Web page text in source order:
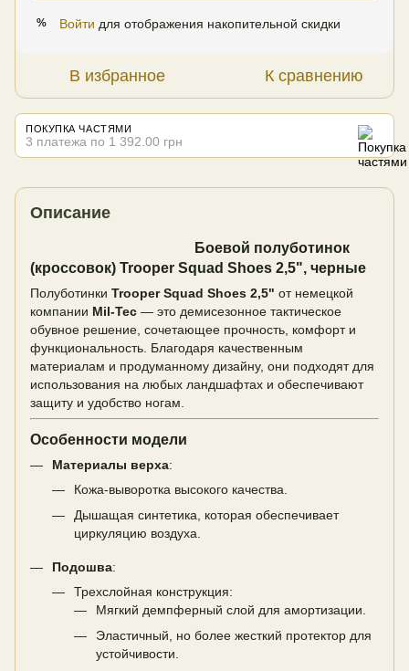
% Войти для отображения накопительной скидки
В избранное К сравнению
ПОКУПКА ЧАСТЯМИ
3 платежа по 1 392.00 грн
Описание
Боевой полуботинок
(кроссовок) Trooper Squad Shoes 2,5", черные
Полуботинки Trooper Squad Shoes 2,5" от немецкой
компании Mil-Tec — это демисезонное тактическое
обувное решение, сочетающее прочность, комфорт и
функциональность. Благодаря качественным
материалам и продуманному дизайну, они подходят для
использования на любых ландшафтах и обеспечивают
защиту и удобство ногам.
Особенности модели
Материалы верха:
Кожа-выворотка высокого качества.
Дышащая синтетика, которая обеспечивает
циркуляцию воздуха.
Подошва:
Трехслойная конструкция:
Мягкий демпферный слой для амортизации.
Эластичный, но более жесткий протектор для
устойчивости.